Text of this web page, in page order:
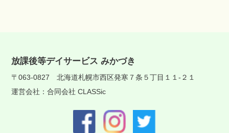
放課後等デイサービス みかづき
〒063-0827 北海道札幌市西区発寒７条５丁目１１-２１
運営会社：合同会社 CLASSic